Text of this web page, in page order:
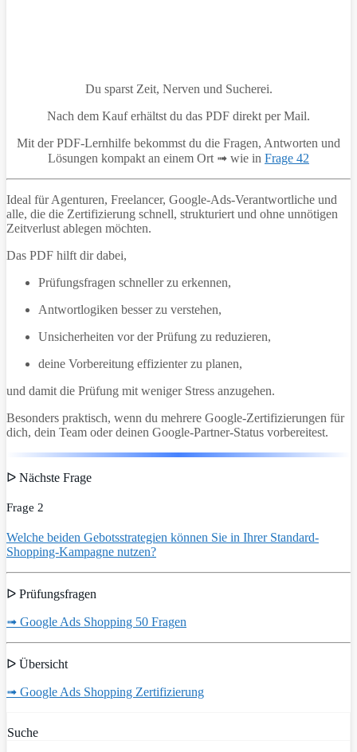
Du sparst Zeit, Nerven und Sucherei.
Nach dem Kauf erhältst du das PDF direkt per Mail.
Mit der PDF-Lernhilfe bekommst du die Fragen, Antworten und
Lösungen kompakt an einem Ort ➟ wie in Frage 42
Ideal für Agenturen, Freelancer, Google-Ads-Verantwortliche und
alle, die die Zertifizierung schnell, strukturiert und ohne unnötigen
Zeitverlust ablegen möchten.
Das PDF hilft dir dabei,
Prüfungsfragen schneller zu erkennen,
Antwortlogiken besser zu verstehen,
Unsicherheiten vor der Prüfung zu reduzieren,
deine Vorbereitung effizienter zu planen,
und damit die Prüfung mit weniger Stress anzugehen.
Besonders praktisch, wenn du mehrere Google-Zertifizierungen für
dich, dein Team oder deinen Google-Partner-Status vorbereitest.
ᐅ Nächste Frage
Frage 2
Welche beiden Gebotsstrategien können Sie in Ihrer Standard-
Shopping-Kampagne nutzen?
ᐅ Prüfungsfragen
➟ Google Ads Shopping 50 Fragen
ᐅ Übersicht
➟ Google Ads Shopping Zertifizierung
Suche